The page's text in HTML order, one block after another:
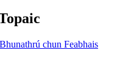
chun Feabhais